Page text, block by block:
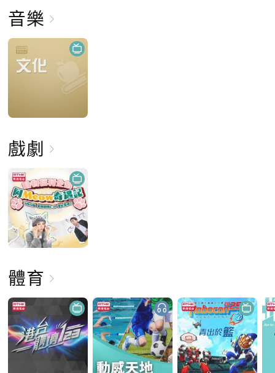
音樂
戲劇
體育